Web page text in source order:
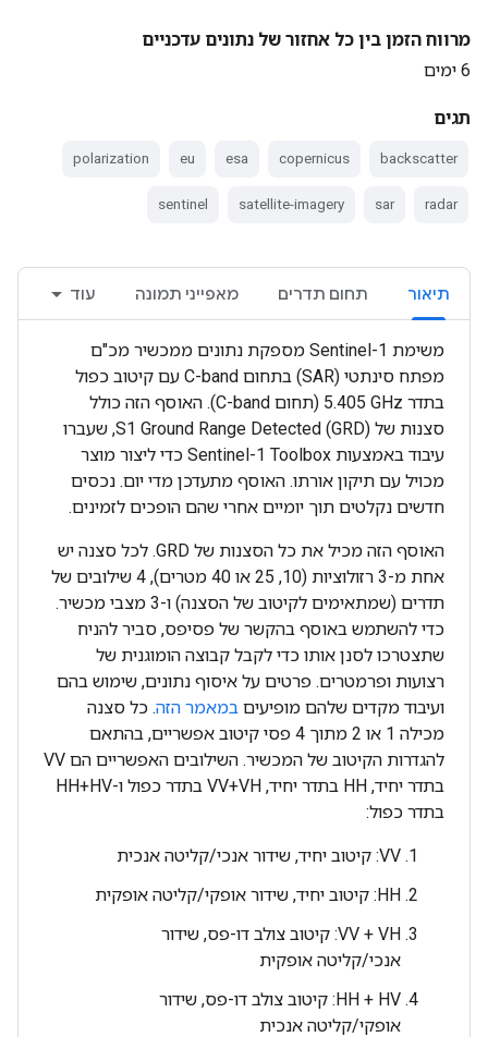
מרווח הזמן בין כל אחזור של נתונים עדכניים
6 ימים
תגים
backscatter
copernicus
esa
eu
polarization
radar
sar
satellite-imagery
sentinel
תיאור תחום תדרים מאפייני תמונה עוד
משימת Sentinel-1 מספקת נתונים ממכשיר מכ"ם
מפתח סינתטי (SAR) בתחום C-band עם קיטוב כפול
בתדר ‎5.405 GHz (תחום C-band). האוסף הזה כולל
סצנות של S1 Ground Range Detected (GRD), שעברו
עיבוד באמצעות Sentinel-1 Toolbox כדי ליצור מוצר
מכויל עם תיקון אורתו. האוסף מתעדכן מדי יום. נכסים
חדשים נקלטים תוך יומיים אחרי שהם הופכים לזמינים.
האוסף הזה מכיל את כל הסצנות של GRD. לכל סצנה יש
אחת מ-3 רזולוציות (10, 25 או 40 מטרים), 4 שילובים של
תדרים (שמתאימים לקיטוב של הסצנה) ו-3 מצבי מכשיר.
כדי להשתמש באוסף בהקשר של פסיפס, סביר להניח
שתצטרכו לסנן אותו כדי לקבל קבוצה הומוגנית של
רצועות ופרמטרים. פרטים על איסוף נתונים, שימוש בהם
ועיבוד מקדים שלהם מופיעים במאמר הזה. כל סצנה
מכילה 1 או 2 מתוך 4 פסי קיטוב אפשריים, בהתאם
להגדרות הקיטוב של המכשיר. השילובים האפשריים הם VV
בתדר יחיד, HH בתדר יחיד, VV+VH בתדר כפול ו-HH+HV
בתדר כפול:
‫VV: קיטוב יחיד, שידור אנכי/קליטה אנכית
‫HH: קיטוב יחיד, שידור אופקי/קליטה אופקית
‫VV + VH: קיטוב צולב דו-פס, שידור
אנכי/קליטה אופקית
‫HH + HV: קיטוב צולב דו-פס, שידור
אופקי/קליטה אנכית